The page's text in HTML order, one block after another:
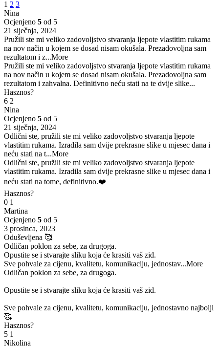
1 2 3
Nina
Ocjenjeno 5 od 5
21 siječnja, 2024
Pružili ste mi veliko zadovoljstvo stvaranja ljepote vlastitim rukama
na nov način u kojem se dosad nisam okušala. Prezadovoljna sam
rezultatom i z...More
Pružili ste mi veliko zadovoljstvo stvaranja ljepote vlastitim rukama
na nov način u kojem se dosad nisam okušala. Prezadovoljna sam
rezultatom i zahvalna. Definitivno neću stati na te dvije slike...
Hasznos?
6 2
Nina
Ocjenjeno 5 od 5
21 siječnja, 2024
Odlični ste, pružili ste mi veliko zadovoljstvo stvaranja ljepote
vlastitim rukama. Izradila sam dvije prekrasne slike u mjesec dana i
neću stati na t...More
Odlični ste, pružili ste mi veliko zadovoljstvo stvaranja ljepote
vlastitim rukama. Izradila sam dvije prekrasne slike u mjesec dana i
neću stati na tome, definitivno.❤️
Hasznos?
0 1
Martina
Ocjenjeno 5 od 5
3 prosinca, 2023
Oduševljena 🥰
Odličan poklon za sebe, za drugoga.
Opustite se i stvarajte sliku koja će krasiti vaš zid.
Sve pohvale za cijenu, kvalitetu, komunikaciju, jednostav...More
Odličan poklon za sebe, za drugoga.
Opustite se i stvarajte sliku koja će krasiti vaš zid.
Sve pohvale za cijenu, kvalitetu, komunikaciju, jednostavno najbolji
🥰
Hasznos?
5 1
Nikolina